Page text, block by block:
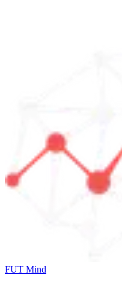
FUT Mind